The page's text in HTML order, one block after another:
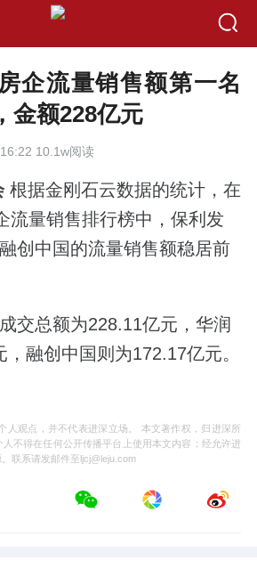
企流量销售额第一名
金额228亿元
10.1w阅读
根据金刚石云数据的统计，在
流量销售排行榜中，保利发
创中国的流量销售额稳居前
交总额为228.11亿元，华润
融创中国则为172.17亿元。
人观点，并不代表进深立场。 本文著作权，归进深所
不得在任何公开传播平台上使用本文内容；经允许进
联系请发邮件至ljcj@leju.com